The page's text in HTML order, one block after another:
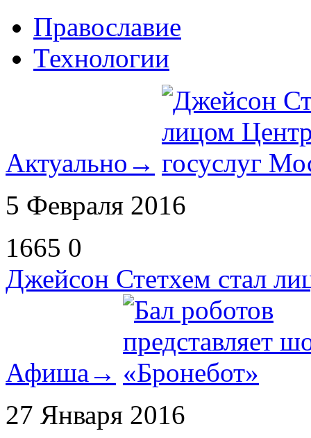
Православие
Технологии
Актуально →
5 Февраля 2016
1665 0
Джейсон Стетхем стал
Афиша →
27 Января 2016